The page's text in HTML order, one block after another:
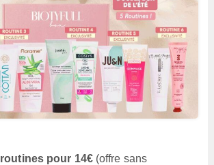
routines pour 14€(offre sans